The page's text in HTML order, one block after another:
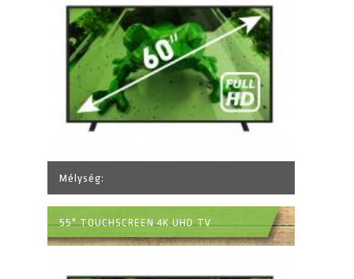
Mélység:
55" TOUCHSCREEN 4K UHD TV